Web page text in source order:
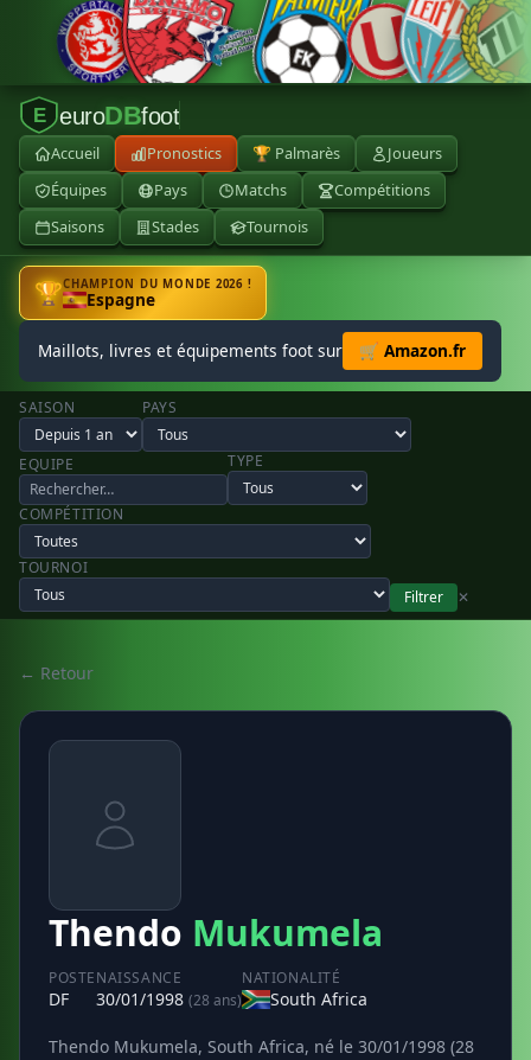
E euroDBfoot
Accueil Pronostics 🏆 Palmarès
Joueurs
Équipes
Pays Matchs
Compétitions
Saisons
Stades Tournois
🏆CHAMPION DU MONDE 2026 !
Espagne
Maillots, livres et équipements foot sur 🛒 Amazon.fr
SAISON PAYS
EQUIPE TYPE
COMPÉTITION
TOURNOI
Filtrer
✕
← Retour
Thendo Mukumela
POSTE
DF
NAISSANCE
30/01/1998 (28 ans)
NATIONALITÉ
South Africa
Thendo Mukumela, South Africa, né le 30/01/1998 (28